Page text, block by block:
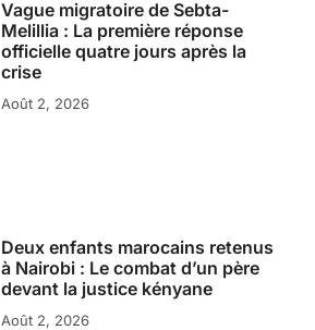
Vague migratoire de Sebta-
Melillia : La première réponse
officielle quatre jours après la
crise
Août 2, 2026
Deux enfants marocains retenus
à Nairobi : Le combat d’un père
devant la justice kényane
Août 2, 2026